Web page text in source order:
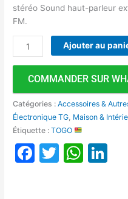
stéréo Sound haut-parleur
FM.
Ajouter au
COMMANDER SUR
Catégories :Accessoires &
Électronique TG, Maison &
Étiquette :TOGO
Facebook
Twitter